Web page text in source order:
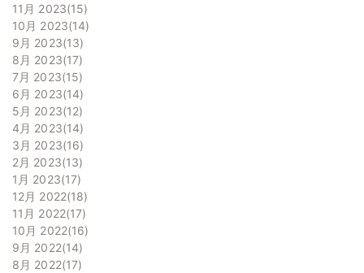
11月 2023 15
10月 2023 14
9月 2023 13
8月 2023 17
7月 2023 15
6月 2023 14
5月 2023 12
4月 2023 14
3月 2023 16
2月 2023 13
1月 2023 17
12月 2022 18
11月 2022 17
10月 2022 16
9月 2022 14
8月 2022 17